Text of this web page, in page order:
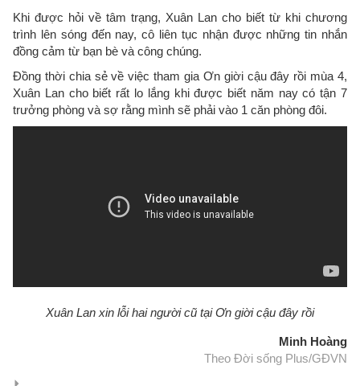
Khi được hỏi về tâm trạng, Xuân Lan cho biết từ khi chương
trình lên sóng đến nay, cô liên tục nhận được những tin nhắn
đồng cảm từ bạn bè và công chúng.
Đồng thời chia sẻ về việc tham gia Ơn giời cậu đây rồi mùa 4,
Xuân Lan cho biết rất lo lắng khi được biết năm nay có tận 7
trưởng phòng và sợ rằng mình sẽ phải vào 1 căn phòng đôi.
Xuân Lan xin lỗi hai người cũ tại Ơn giời cậu đây rồi
Minh Hoàng
Theo Đời sống Plus/GĐVN